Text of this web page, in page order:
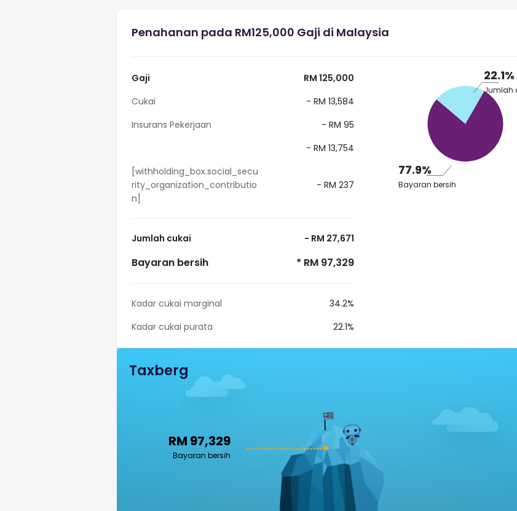
Penahanan pada RM125,000 Gaji di Malaysia
Gaji
RM 125,000
Cukai
- RM 13,584
Insurans Pekerjaan
- RM 95
- RM 13,754
[withholding_box.social_secu
rity_organization_contributio
n]
- RM 237
Jumlah cukai - RM 27,671
Bayaran bersih * RM 97,329
Kadar cukai marginal
34.2%
Kadar cukai purata
22.1%
22.1%
77.9%
Bayaran bersih
Taxberg
RM 97,329
Bayaran bersih